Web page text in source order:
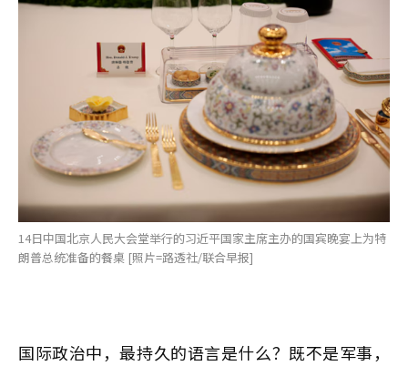
14日中国北京人民大会堂举行的习近平国家主席主办的国宾晚宴上为特
朗普总统准备的餐桌 [照片=路透社/联合早报]
国际政治中，最持久的语言是什么？既不是军事，